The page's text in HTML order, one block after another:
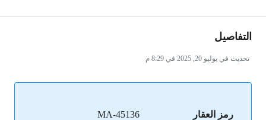
التفاصيل
تحديث في يوليو 20, 2025 في 8:29 م
رمز العقار MA-45136